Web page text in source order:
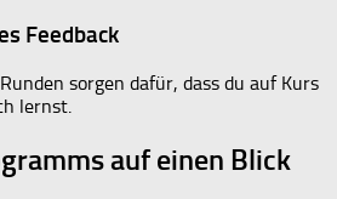
Feedback
sorgen dafür, dass du auf Kurs
lernst.
auf einen Blick